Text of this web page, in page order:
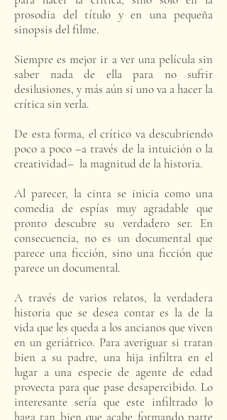
prosodia del título y en una pequeña
sinopsis del filme.
Siempre es mejor ir a ver una película sin
saber nada de ella para no sufrir
desilusiones, y más aún si uno va a hacer la
crítica sin verla.
De esta forma, el crítico va descubriendo
poco a poco –a través de la intuición o la
creatividad– la magnitud de la historia.
Al parecer, la cinta se inicia como una
comedia de espías muy agradable que
pronto descubre su verdadero ser. En
consecuencia, no es un documental que
parece una ficción, sino una ficción que
parece un documental.
A través de varios relatos, la verdadera
historia que se desea contar es la de la
vida que les queda a los ancianos que viven
en un geriátrico. Para averiguar si tratan
bien a su padre, una hija infiltra en el
lugar a una especie de agente de edad
provecta para que pase desapercibido. Lo
interesante sería que este infiltrado lo
haga tan bien que acabe formando parte